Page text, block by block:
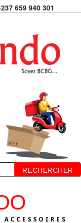
659 940 301
RECHERCHER